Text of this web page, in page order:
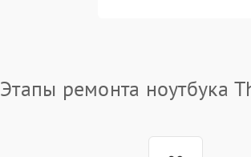
Этапы ремонта ноутбука